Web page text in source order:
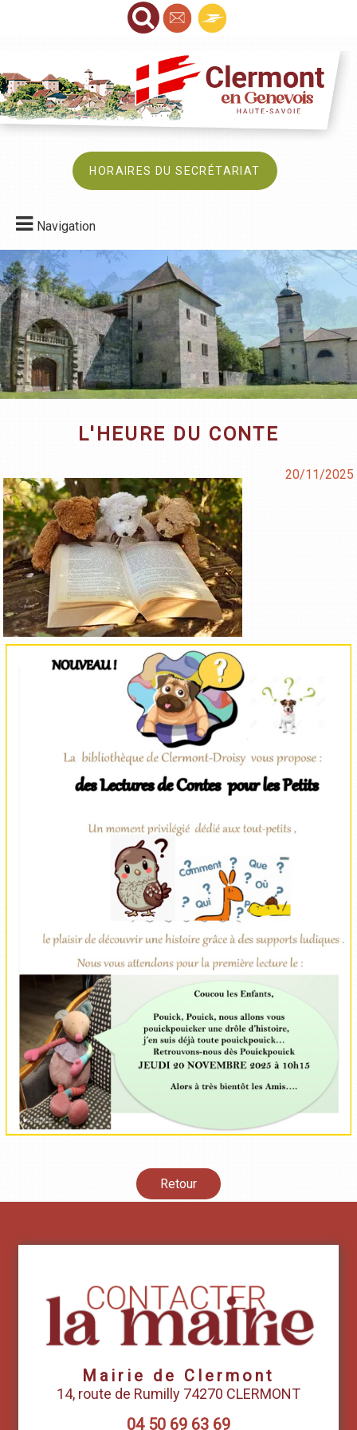
HORAIRES DU SECRÉTARIAT
Navigation
L'HEURE DU CONTE
20/11/2025
Retour
Mairie de Clermont
14, route de Rumilly 74270 CLERMONT
04 50 69 63 69